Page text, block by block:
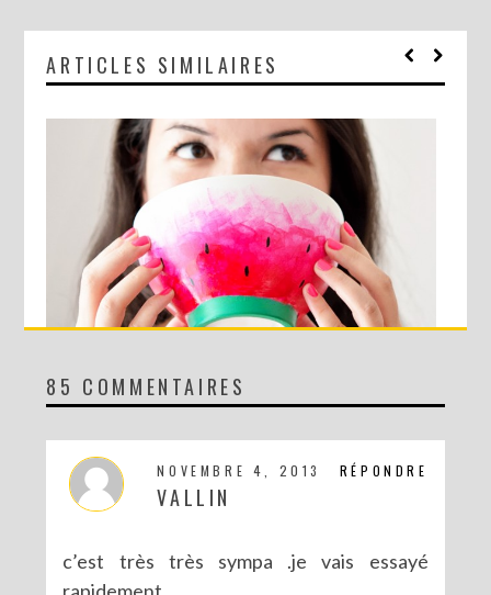
ARTICLES SIMILAIRES
DIY : LE BOL PASTÈQUE !
85 COMMENTAIRES
RÉPONDRE
NOVEMBRE 4, 2013
VALLIN
c’est très très sympa .je vais essayé